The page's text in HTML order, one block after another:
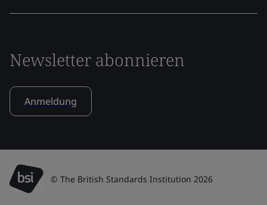
Newsletter abonnieren
Anmeldung
© The British Standards Institution 2026